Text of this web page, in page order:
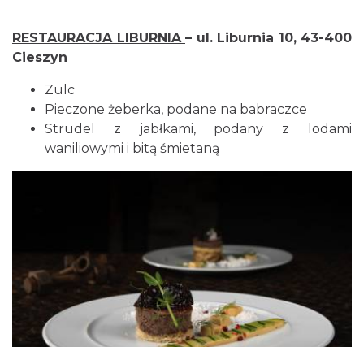
RESTAURACJA LIBURNIA – ul. Liburnia 10, 43-400
Cieszyn
Zulc
Pieczone żeberka, podane na babraczce
Strudel z jabłkami, podany z lodami
waniliowymi i bitą śmietaną